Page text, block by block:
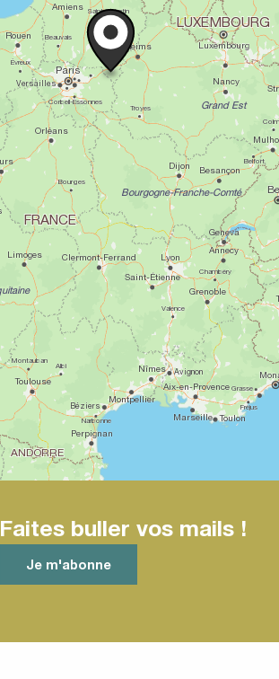
Faites buller vos mails !
Je m'abonne